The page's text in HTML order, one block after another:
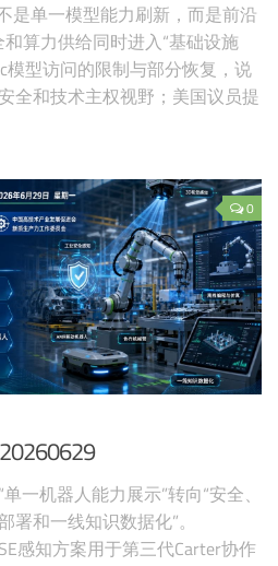
是单一模型能力刷新，而是前沿
算力供给同时进入“基础设施
模型访问的限制与部分恢复，说
全和技术主权视野；美国议员提
同时，OpenAI披露的Codex使用
发者工具扩展到组织级工作方
容量、Firmus与Nvidia签署
竞争越来越受推理算力、云资源
0
一机器人能力展示”转向“安全、
和一线知识数据化”。
感知方案用于第三代Carter协作